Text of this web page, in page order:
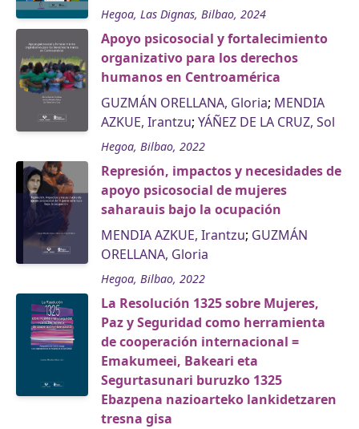
Hegoa, Las Dignas, Bilbao, 2024
Apoyo psicosocial y fortalecimiento
organizativo para los derechos
humanos en Centroamérica
GUZMÁN ORELLANA, Gloria; MENDIA
AZKUE, Irantzu; YÁÑEZ DE LA CRUZ, Sol
Hegoa, Bilbao, 2022
Represión, impactos y necesidades de
apoyo psicosocial de mujeres
saharauis bajo la ocupación
MENDIA AZKUE, Irantzu; GUZMÁN
ORELLANA, Gloria
Hegoa, Bilbao, 2022
La Resolución 1325 sobre Mujeres,
Paz y Seguridad como herramienta
de cooperación internacional =
Emakumeei, Bakeari eta
Segurtasunari buruzko 1325
Ebazpena nazioarteko lankidetzaren
tresna gisa